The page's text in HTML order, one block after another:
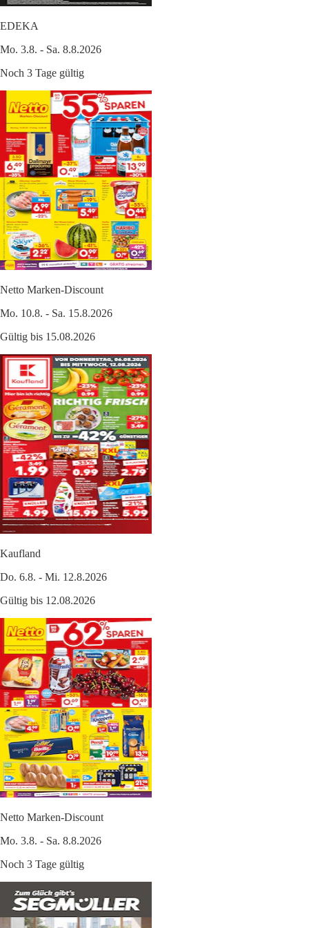
EDEKA
Mo. 3.8. - Sa. 8.8.2026
Noch 3 Tage gültig
Netto Marken-Discount
Mo. 10.8. - Sa. 15.8.2026
Gültig bis 15.08.2026
Kaufland
Do. 6.8. - Mi. 12.8.2026
Gültig bis 12.08.2026
Netto Marken-Discount
Mo. 3.8. - Sa. 8.8.2026
Noch 3 Tage gültig